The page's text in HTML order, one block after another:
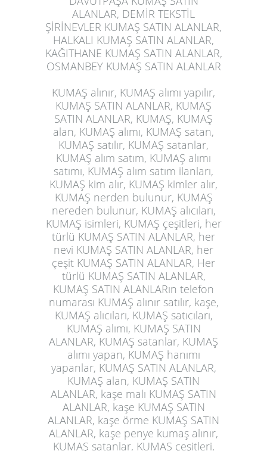
ALANLAR, DEMİR TEKSTİL
ŞİRİNEVLER KUMAŞ SATIN ALANLAR,
HALKALI KUMAŞ SATIN ALANLAR,
KAĞITHANE KUMAŞ SATIN ALANLAR,
OSMANBEY KUMAŞ SATIN ALANLAR
KUMAŞ alınır, KUMAŞ alımı yapılır,
KUMAŞ SATIN ALANLAR, KUMAŞ
SATIN ALANLAR, KUMAŞ, KUMAŞ
alan, KUMAŞ alımı, KUMAŞ satan,
KUMAŞ satılır, KUMAŞ satanlar,
KUMAŞ alım satım, KUMAŞ alımı
satımı, KUMAŞ alım satım ilanları,
KUMAŞ kim alır, KUMAŞ kimler alır,
KUMAŞ nerden bulunur, KUMAŞ
nereden bulunur, KUMAŞ alıcıları,
KUMAŞ isimleri, KUMAŞ çeşitleri, her
türlü KUMAŞ SATIN ALANLAR, her
nevi KUMAŞ SATIN ALANLAR, her
çeşit KUMAŞ SATIN ALANLAR, Her
türlü KUMAŞ SATIN ALANLAR,
KUMAŞ SATIN ALANLARın telefon
numarası KUMAŞ alınır satılır, kaşe,
KUMAŞ alıcıları, KUMAŞ satıcıları,
KUMAŞ alımı, KUMAŞ SATIN
ALANLAR, KUMAŞ satanlar, KUMAŞ
alımı yapan, KUMAŞ hanımı
yapanlar, KUMAŞ SATIN ALANLAR,
KUMAŞ alan, KUMAŞ SATIN
ALANLAR, kaşe malı KUMAŞ SATIN
ALANLAR, kaşe KUMAŞ SATIN
ALANLAR, kaşe örme KUMAŞ SATIN
ALANLAR, kaşe penye kumaş alınır,
KUMAŞ satanlar, KUMAŞ çeşitleri,